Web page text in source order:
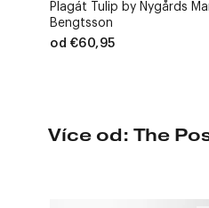
Plagát Tulip by Nygårds
Bengtsson
od €60,95
Více od: The